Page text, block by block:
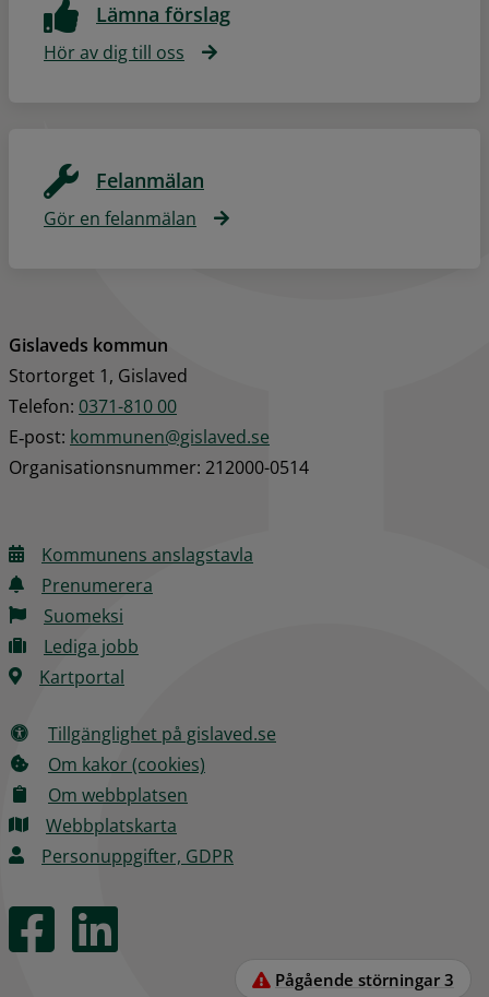
Lämna förslag
Hör av dig till oss
Felanmälan
Gör en felanmälan
Gislaveds kommun
Stortorget 1, Gislaved
Telefon: 0371-810 00
E‑post: kommunen@gislaved.se
Organisationsnummer: 212000-0514
Kommunens anslagstavla
Prenumerera
Suomeksi
Lediga jobb
Kartportal
Tillgänglighet på gislaved.se
Om kakor (cookies)
Om webbplatsen
Webbplatskarta
Personuppgifter, GDPR
Pågående störningar 3